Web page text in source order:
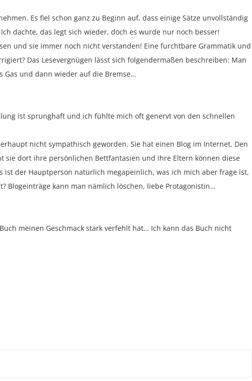
Es fiel schon ganz zu Beginn auf, dass einige Sätze unvollständig
dachte, das legt sich wieder, doch es wurde nur noch besser!
und sie immer noch nicht verstanden! Eine furchtbare Grammatik und
Das Lesevergnügen lässt sich folgendermaßen beschreiben: Man
und dann wieder auf die Bremse…
ist sprunghaft und ich fühlte mich oft genervt von den schnellen
nicht sympathisch geworden. Sie hat einen Blog im Internet. Den
sie dort ihre persönlichen Bettfantasien und ihre Eltern können diese
ist der Hauptperson natürlich megapeinlich, was ich mich aber frage ist,
Blogeinträge kann man nämlich löschen, liebe Protagonistin…
meinen Geschmack stark verfehlt hat… Ich kann das Buch nicht